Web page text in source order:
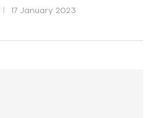
17 January 2023